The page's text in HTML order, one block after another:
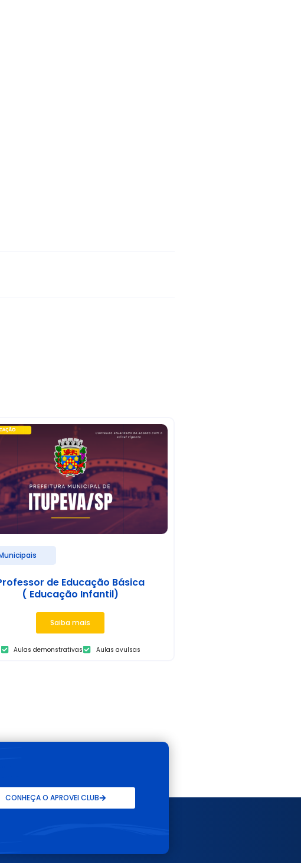
de Educação Básica
( Educação Infantil)
Saiba mais
Aulas demonstrativas Aulas avulsas
CONHEÇA O APROVEI CLUB